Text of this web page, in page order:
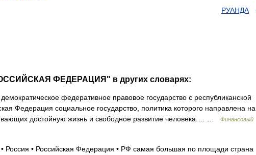
РУАНДА
ФЕДЕРАЦИЯ" в других словарях:
федеративное правовое государство с республиканской
Федерация социальное государство, политика которого направлена на
достойную жизнь и свободное развитие человека.… …
Финансовый
Россия • Российская Федерация • РФ самая большая по площади страна